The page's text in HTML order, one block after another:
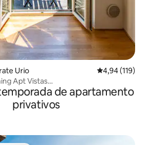
Urio 4,94 de uma
4,94 (119)
Apt Vistas
Ar condicionadode apartamento
privativos